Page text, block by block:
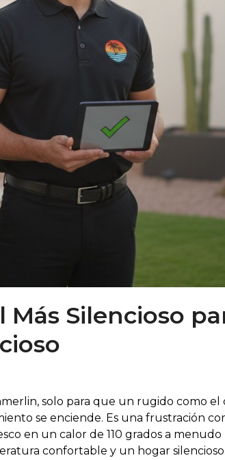
Silencioso
solo para que un rugido como
se enciende. Es una frustración
en un calor de 110 grados a
confortable y un hogar